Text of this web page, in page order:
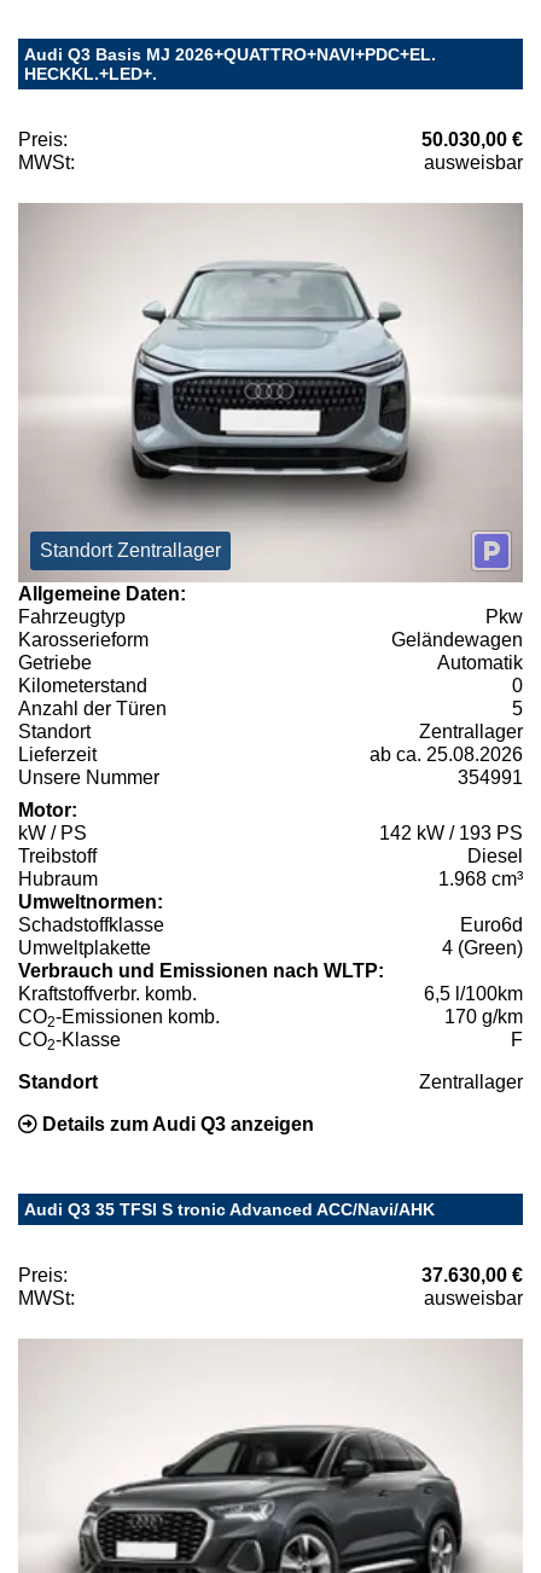
Audi Q3 Basis MJ 2026+QUATTRO+NAVI+PDC+EL.
HECKKL.+LED+.
Preis:
50.030,00 €
MWSt:
ausweisbar
Standort Zentrallager
Allgemeine Daten:
Fahrzeugtyp
Pkw
Karosserieform
Geländewagen
Getriebe
Automatik
Kilometerstand
0
Anzahl der Türen
5
Standort
Zentrallager
Lieferzeit
ab ca. 25.08.2026
Unsere Nummer
354991
Motor:
kW / PS
142 kW / 193 PS
Treibstoff
Diesel
Hubraum
1.968 cm³
Umweltnormen:
Schadstoffklasse
Euro6d
Umweltplakette
4 (Green)
Verbrauch und Emissionen nach WLTP:
Kraftstoffverbr. komb.
6,5 l/100km
CO2-Emissionen komb.
170 g/km
CO2-Klasse F
Standort Zentrallager
Details zum Audi Q3 anzeigen
Audi Q3 35 TFSI S tronic Advanced ACC/Navi/AHK
Preis:
37.630,00 €
MWSt:
ausweisbar